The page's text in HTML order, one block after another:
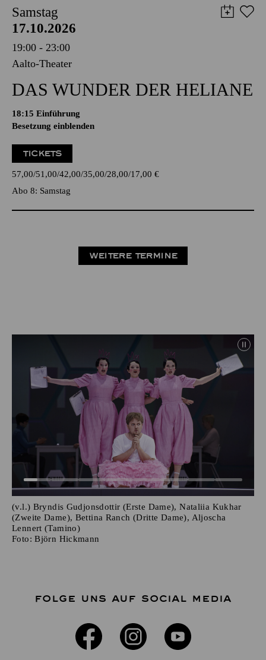
Samstag
17.10.2026
19:00 - 23:00
Aalto-Theater
DAS WUNDER DER HELIANE
18:15 Einführung
Besetzung einblenden
TICKETS
57,00 51,00 42,00 35,00 28,00 17,00 €
Abo 8: Samstag
WEITERE TERMINE
(v.l.) Bryndis Gudjonsdottir (Erste Dame), Nataliia Kukhar
(Zweite Dame), Bettina Ranch (Dritte Dame), Aljoscha
Lennert (Tamino)
Foto: Björn Hickmann
FOLGE UNS AUF SOCIAL MEDIA